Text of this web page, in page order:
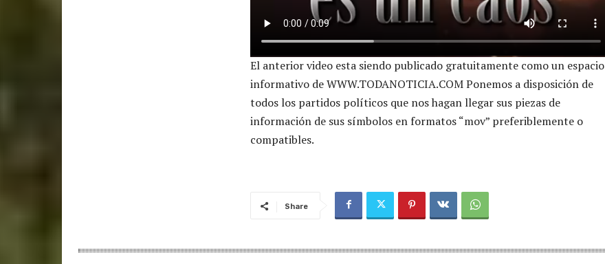
El anterior video esta siendo publicado gratuitamente como un espacio
informativo de WWW.TODANOTICIA.COM Ponemos a disposición de
todos los partidos políticos que nos hagan llegar sus piezas de
información de sus símbolos en formatos “mov” preferiblemente o
compatibles.
Share